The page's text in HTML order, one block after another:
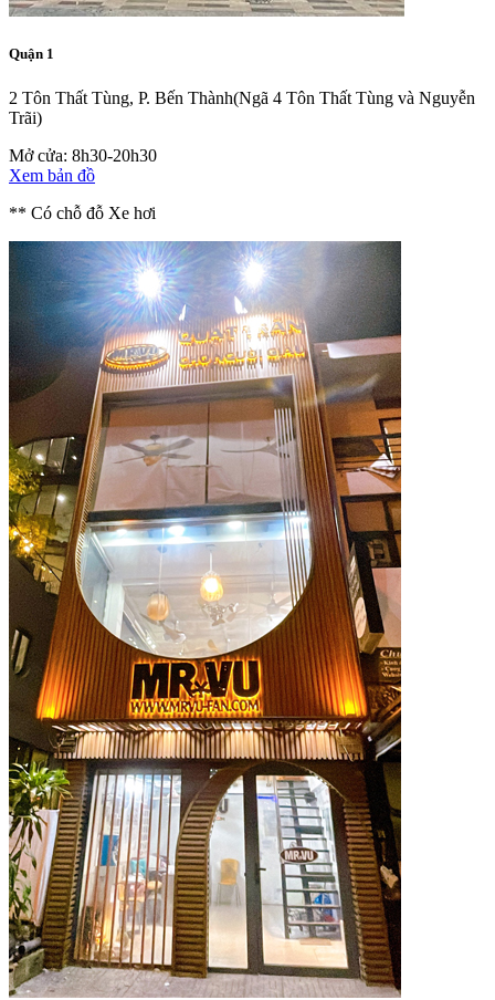
Quận 1
2 Tôn Thất Tùng, P. Bến Thành(Ngã 4 Tôn Thất Tùng và Nguyễn
Trãi)
Mở cửa: 8h30-20h30
Xem bản đồ
** Có chỗ đỗ Xe hơi